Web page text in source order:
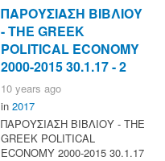
ΠΑΡΟΥΣΙΑΣΗ ΒΙΒΛΙΟΥ
- ΤΗΕ GREEK
POLITICAL ECONOMY
2000-2015 30.1.17 - 2
10 years ago
in 2017
ΠΑΡΟΥΣΙΑΣΗ ΒΙΒΛΙΟΥ - ΤΗΕ
GREEK POLITICAL
ECONOMY 2000-2015 30.1.17